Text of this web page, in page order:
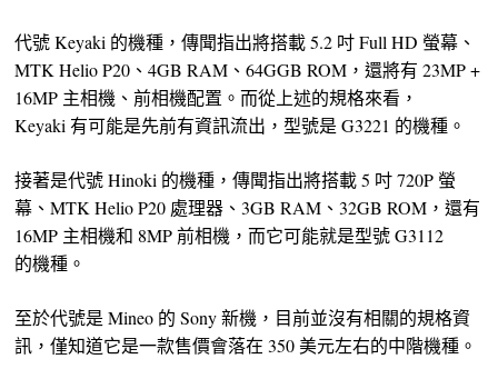
代號 Keyaki 的機種，傳聞指出將搭載 5.2 吋 Full HD 螢幕、
MTK Helio P20、4GB RAM、64GGB ROM，還將有 23MP +
16MP 主相機、前相機配置。而從上述的規格來看，
Keyaki 有可能是先前有資訊流出，型號是 G3221 的機種。
接著是代號 Hinoki 的機種，傳聞指出將搭載 5 吋 720P 螢
幕、MTK Helio P20 處理器、3GB RAM、32GB ROM，還有
16MP 主相機和 8MP 前相機，而它可能就是型號 G3112
的機種。
至於代號是 Mineo 的 Sony 新機，目前並沒有相關的規格資
訊，僅知道它是一款售價會落在 350 美元左右的中階機種。